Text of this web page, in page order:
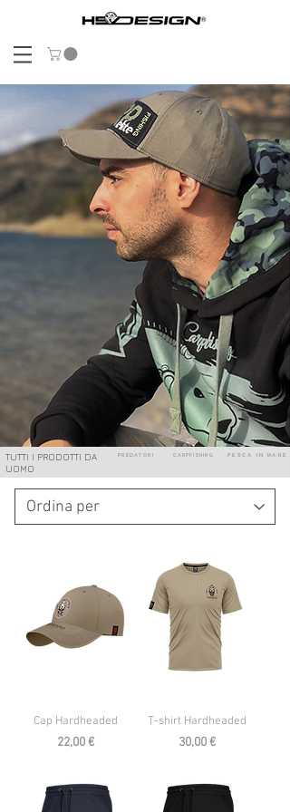
TUTTI I PRODOTTI DA
UOMO
Predatori carpfishing pesca in mare
Cap Hardheaded
Prezzo
22,00 €
T-shirt Hardheaded
Prezzo
30,00 €